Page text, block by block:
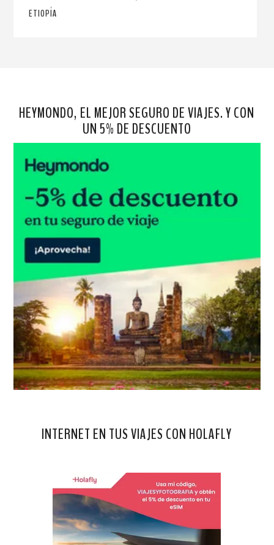
ETIOPÍA
HEYMONDO, EL MEJOR SEGURO DE VIAJES. Y CON
UN 5% DE DESCUENTO
INTERNET EN TUS VIAJES CON HOLAFLY